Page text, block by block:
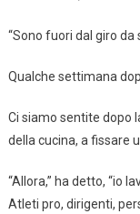
“Sono fuori dal giro da
Qualche settimana
Ci siamo sentite dopo
della cucina, a fissare
“Allora,” ha detto, “io
Atleti pro, dirigenti,